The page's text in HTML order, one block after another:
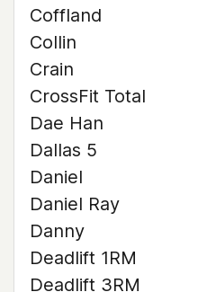
Coffland
Collin
Crain
CrossFit Total
Dae Han
Dallas 5
Daniel
Daniel Ray
Danny
Deadlift 1RM
Deadlift 3RM